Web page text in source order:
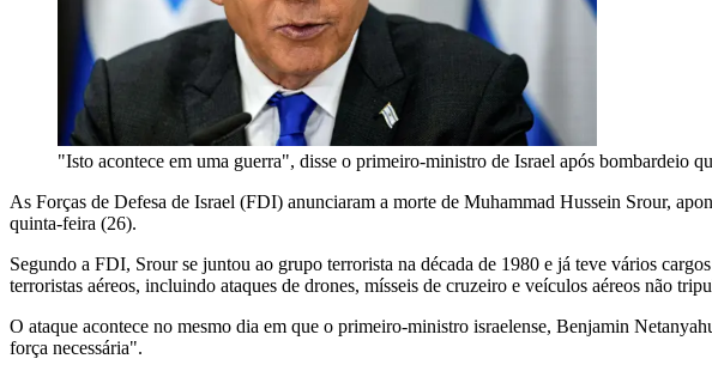
"Isto acontece em uma guerra", disse o primeiro-ministro de Israel após bombardeio
As Forças de Defesa de Israel (FDI) anunciaram a morte de Muhammad Hussein Srour,
quinta-feira (26).
Segundo a FDI, Srour se juntou ao grupo terrorista na década de 1980 e já teve vários
terroristas aéreos, incluindo ataques de drones, mísseis de cruzeiro e veículos aéreos não
O ataque acontece no mesmo dia em que o primeiro-ministro israelense, Benjamin
força necessária".